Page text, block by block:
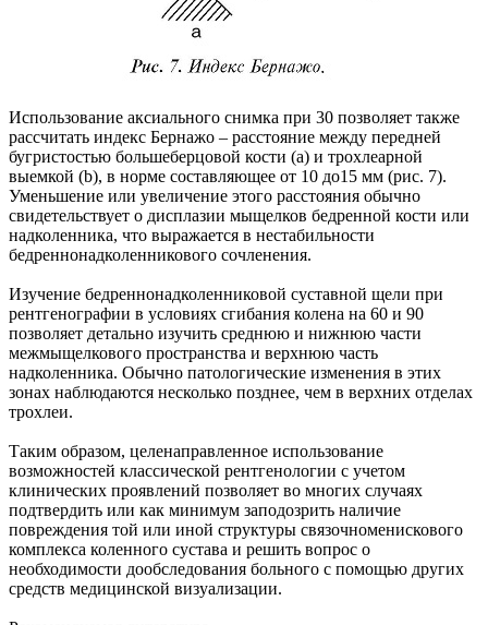
Использование аксиального снимка при 30 позволяет также
рассчитать индекс Бернажо – расстояние между передней
бугристостью большеберцовой кости (a) и трохлеарной
выемкой (b), в норме составляющее от 10 до15 мм (рис. 7).
Уменьшение или увеличение этого расстояния обычно
свидетельствует о дисплазии мыщелков бедренной кости или
надколенника, что выражается в нестабильности
бедреннонадколенникового сочленения.
Изучение бедреннонадколенниковой суставной щели при
рентгенографии в условиях сгибания колена на 60 и 90
позволяет детально изучить среднюю и нижнюю части
межмыщелкового пространства и верхнюю часть
надколенника. Обычно патологические изменения в этих
зонах наблюдаются несколько позднее, чем в верхних отделах
трохлеи.
Таким образом, целенаправленное использование
возможностей классической рентгенологии с учетом
клинических проявлений позволяет во многих случаях
подтвердить или как минимум заподозрить наличие
повреждения той или иной структуры связочноменискового
комплекса коленного сустава и решить вопрос о
необходимости дообследования больного с помощью других
средств медицинской визуализации.